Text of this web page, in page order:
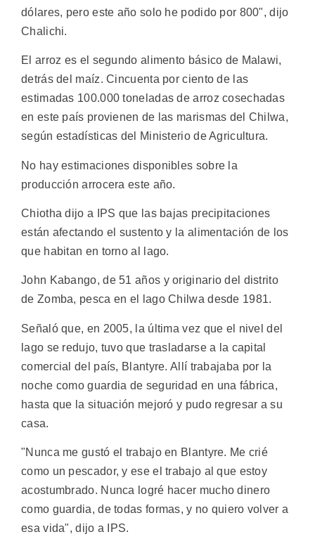
dólares, pero este año solo he podido por 800", dijo
Chalichi.
El arroz es el segundo alimento básico de Malawi,
detrás del maíz. Cincuenta por ciento de las
estimadas 100.000 toneladas de arroz cosechadas
en este país provienen de las marismas del Chilwa,
según estadísticas del Ministerio de Agricultura.
No hay estimaciones disponibles sobre la
producción arrocera este año.
Chiotha dijo a IPS que las bajas precipitaciones
están afectando el sustento y la alimentación de los
que habitan en torno al lago.
John Kabango, de 51 años y originario del distrito
de Zomba, pesca en el lago Chilwa desde 1981.
Señaló que, en 2005, la última vez que el nivel del
lago se redujo, tuvo que trasladarse a la capital
comercial del país, Blantyre. Allí trabajaba por la
noche como guardia de seguridad en una fábrica,
hasta que la situación mejoró y pudo regresar a su
casa.
"Nunca me gustó el trabajo en Blantyre. Me crié
como un pescador, y ese el trabajo al que estoy
acostumbrado. Nunca logré hacer mucho dinero
como guardia, de todas formas, y no quiero volver a
esa vida", dijo a IPS.